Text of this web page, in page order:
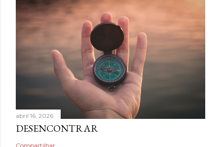
abril 16, 2026
DESENCONTRAR
Compartilhar